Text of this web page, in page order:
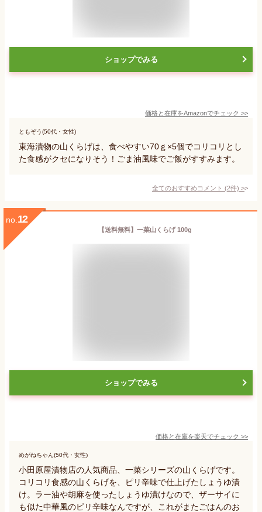
ショップでみる
価格と在庫をAmazonでチェック >>
ともぞう(50代・女性)
東海漬物の山くらげは、食べやすい70ｇ×5個でコリコリとし
た食感がクセになりそう！ごま油風味でご飯がすすみます。
全てのおすすめコメント (2件) >
no. 12
【送料無料】一菜山くらげ 100g
ショップでみる
価格と在庫を楽天でチェック >>
めがねちゃん(50代・女性)
小田原屋漬物店の人気商品、一菜シリーズの山くらげです。
コリコリ食感の山くらげを、ピリ辛味で仕上げたしょうゆ漬
け。ラー油や胡麻を使ったしょうゆ漬けなので、ザーサイに
も似た中華風のピリ辛味なんですが、これがまたごはんのお